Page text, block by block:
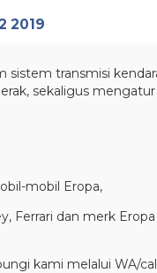
2019
transmisi
sekaligus
mobil Eropa,
Ferrari dan merk
kami melalui WA/